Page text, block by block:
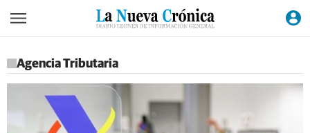
Agencia Tributaria